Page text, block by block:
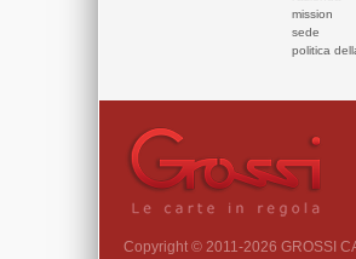
mission
sede
politica
Copyright © 2011-2026 GROSSI